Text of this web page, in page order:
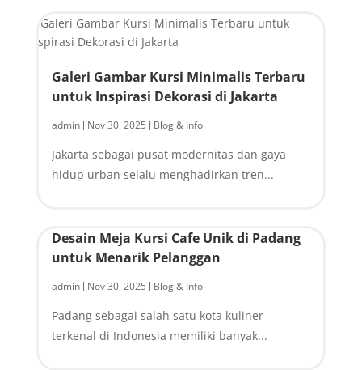
Galeri Gambar Kursi Minimalis Terbaru
untuk Inspirasi Dekorasi di Jakarta
admin Nov 30, 2025 Blog & Info
Jakarta sebagai pusat modernitas dan gaya
hidup urban selalu menghadirkan tren...
Desain Meja Kursi Cafe Unik di Padang
untuk Menarik Pelanggan
admin Nov 30, 2025 Blog & Info
Padang sebagai salah satu kota kuliner
terkenal di Indonesia memiliki banyak...